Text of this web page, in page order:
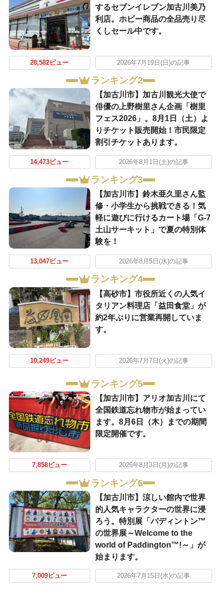
するセブンイレブン加古川美乃
利店。ホビー商品の全品売り尽
くしセール中です。
28,582ビュー 2026年7月19日(日)の記事
ランキング2
【加古川市】加古川観光大使で
俳優の上野樹里さん企画「樹里
フェス2026」。8月1日（土）よ
りチケット販売開始！市民限定
割引チケットあります。
14,473ビュー 2026年8月1日(土)の記事
ランキング3
【加古川市】鈴木亜久里さん監
修・小学生から挑戦できる！気
軽に遊びに行けるカート場「G-7
土山サーキット」で夏の特別体
験を！
13,047ビュー 2026年8月5日(水)の記事
ランキング4
【高砂市】市役所近くの人気イ
タリアン料理店「益田食堂」が
約2年ぶりに営業再開していま
す。
10,249ビュー 2026年7月7日(火)の記事
ランキング5
【加古川市】アリオ加古川にて
全国鉄道忘れ物市が始まってい
ます。8月6日（木）までの期間
限定開催です。
7,858ビュー 2026年8月3日(月)の記事
ランキング6
【加古川市】涼しい館内で世界
的人気キャラクターの世界に浸
ろう。特別展「パディントン™
の世界展～Welcome to the
world of Paddington™!～」が
始まります。
7,009ビュー 2026年7月15日(水)の記事